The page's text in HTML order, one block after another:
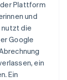
Plattform
und
nutzt die
Google
ein
Ein